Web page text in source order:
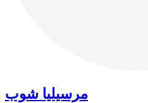
مرسيليا شوب